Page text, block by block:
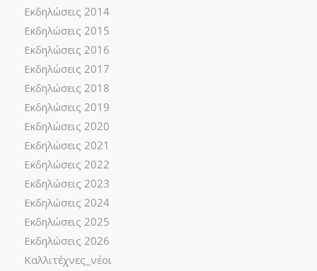
Εκδηλώσεις 2014
Εκδηλώσεις 2015
Εκδηλώσεις 2016
Εκδηλώσεις 2017
Εκδηλώσεις 2018
Εκδηλώσεις 2019
Εκδηλώσεις 2020
Εκδηλώσεις 2021
Εκδηλώσεις 2022
Εκδηλώσεις 2023
Εκδηλώσεις 2024
Εκδηλώσεις 2025
Εκδηλώσεις 2026
Καλλιτέχνες_νέοι